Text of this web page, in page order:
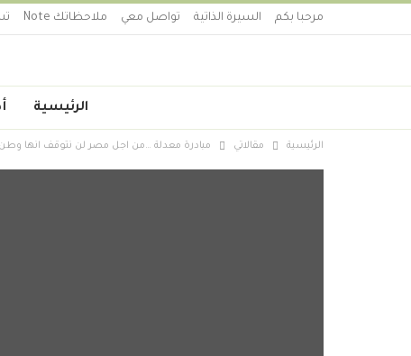
مرحبا بكم السيرة الذاتية تواصل معي ملاحظاتك Note
الرئيسية
الرئيسية مقالاتي مبادرة معدلة …من اجل مصر لن نتوقف انها